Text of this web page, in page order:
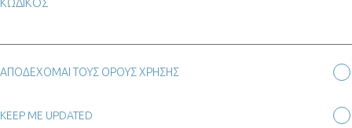
ΑΠΟΔΕΧΟΜΑΙ ΤΟΥΣ ΟΡΟΥΣ ΧΡΗΣΗΣ
KEEP ME UPDATED